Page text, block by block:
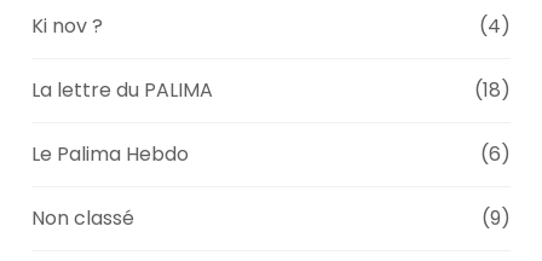
Ki nov ? (4)
La lettre du PALIMA (18)
Le Palima Hebdo (6)
Non classé (9)